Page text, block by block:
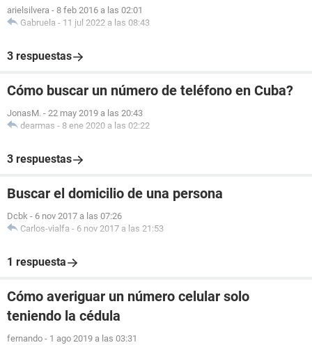
arielsilvera - 8 feb 2016 a las 02:01
Gabruela - 11 jul 2022 a las 08:43
3 respuestas
Cómo buscar un número de teléfono en Cuba?
JonasM. - 22 may 2019 a las 20:43
dearmas - 8 ene 2020 a las 02:22
3 respuestas
Buscar el domicilio de una persona
Dcbk - 6 nov 2017 a las 07:26
Carlos-vialfa - 6 nov 2017 a las 21:53
1 respuesta
Cómo averiguar un número celular solo
teniendo la cédula
fernando - 1 ago 2019 a las 03:31